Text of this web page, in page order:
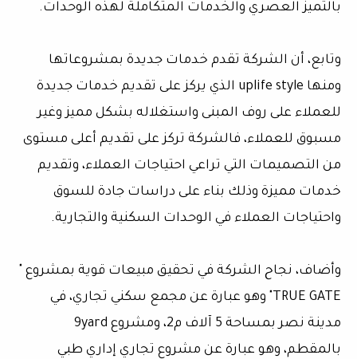
بالتميز العصري والخدمات المتكاملة لهذه الوحدات.
وتابع، أن الشركة تقدم خدمات جديدة بمشروعاتها
ومنها uplife style الذي يركز على تقديم خدمات جديدة
للعملاء على روف المبنى واستغلاله بشكل مميز وغير
مسبوق للعملاء، فالشركة تركز على تقديم أعلى مستوى
من التصميمات التي تراعي احتياجات العملاء، وتقديم
خدمات مميزة وذلك بناء على دراسات جادة للسوق
واحتياجات العملاء في الوحدات السكنية والتجارية.
وأضاف، نجاح الشركة في تحقيق مبيعات قوية بمشروع "
TRUE GATE" وهو عبارة عن مجمع سكني تجاري، في
مدينة نصر بمساحة 5 آلاف م2، ومشروع 9yard
بالمقطم، وهو عبارة عن مشروع تجاري إداري طبي